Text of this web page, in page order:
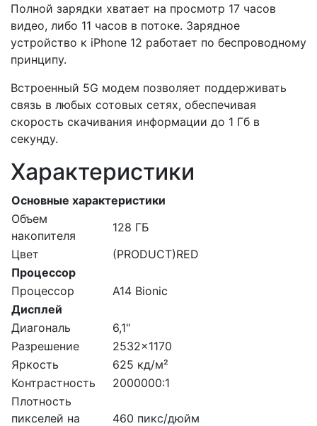
Полной зарядки хватает на просмотр 17 часов
видео, либо 11 часов в потоке. Зарядное
устройство к iPhone 12 работает по беспроводному
принципу.
Встроенный 5G модем позволяет поддерживать
связь в любых сотовых сетях, обеспечивая
скорость скачивания информации до 1 Гб в
секунду.
Характеристики
Основные характеристики
Объем
накопителя
128 ГБ
Цвет
(PRODUCT)RED
Процессор
Процессор
A14 Bionic
Дисплей
Диагональ
6,1"
Разрешение
2532x1170
Яркость
625 кд/м²
Контрастность
2000000:1
Плотность
пикселей на
460 пикс/дюйм